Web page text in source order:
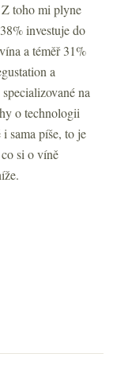
toho mi plyne
investuje do
a téměř 31%
a
na
o technologii
sama píše, to je
si o víně